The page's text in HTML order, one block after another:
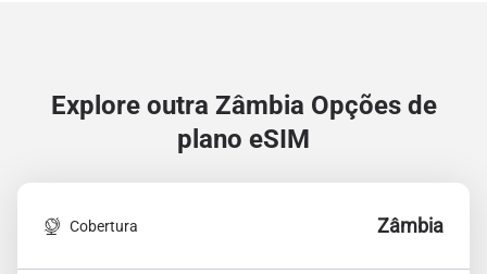
Explore outra Zâmbia Opções de
plano eSIM
Cobertura Zâmbia